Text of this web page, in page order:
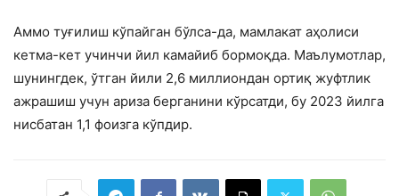
Аммо туғилиш кўпайган бўлса-да, мамлакат аҳолиси
кетма-кет учинчи йил камайиб бормоқда. Маълумотлар,
шунингдек, ўтган йили 2,6 миллиондан ортиқ жуфтлик
ажрашиш учун ариза берганини кўрсатди, бу 2023 йилга
нисбатан 1,1 фоизга кўпдир.